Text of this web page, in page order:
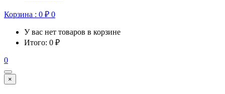
Корзина : 0 ₽ 0
У вас нет товаров в корзине
Итого: 0 ₽
0
×